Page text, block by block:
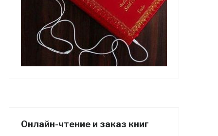
Онлайн-чтение и заказ книг